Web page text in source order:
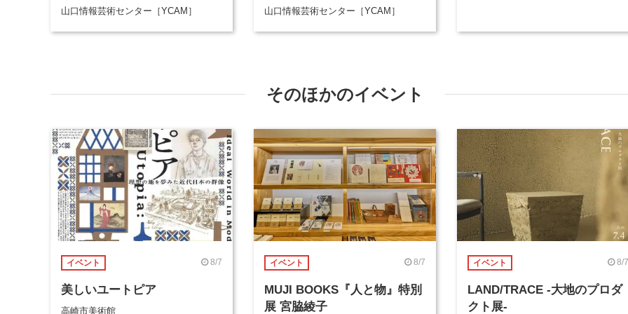
山口情報芸術センター［YCAM］ 山口情報芸術センター［YCAM］
そのほかのイベント
イベント 8/7
美しいユートピア
高崎市美術館
イベント 8/7
MUJI BOOKS『人と物』特別
展 宮脇綾子
イベント 8/7
LAND/TRACE -大地のプロダ
クト展-